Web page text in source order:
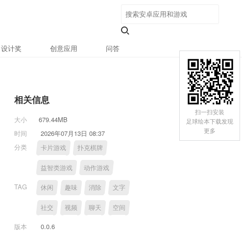
设计奖 创意应用 问答
相关信息
大小
679.44MB
时间
2026年07月13日 08:37
分类
卡片游戏 扑克棋牌
益智类游戏 动作游戏
TAG 休闲 趣味 消除 文字
社交 视频 聊天 空间
版本
0.0.6
扫一扫安装
足球绘本下载发现
更多